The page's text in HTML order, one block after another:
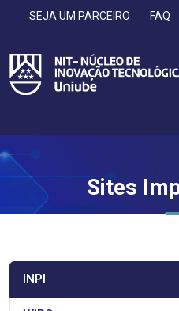
SEJA UM PARCEIRO FAQ
Sites
INPI